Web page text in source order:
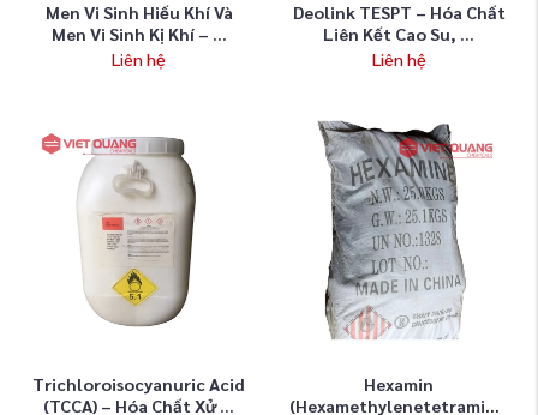
Men Vi Sinh Hiếu Khí Và
Men Vi Sinh Kị Khí – ...
Liên hệ
Deolink TESPT – Hóa Chất
Liên Kết Cao Su, ...
Liên hệ
Trichloroisocyanuric Acid
(TCCA) – Hóa Chất Xử ...
Hexamin
(Hexamethylenetetramine)